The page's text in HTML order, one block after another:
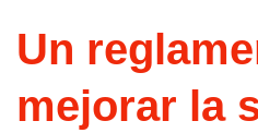
Un
mejorar la